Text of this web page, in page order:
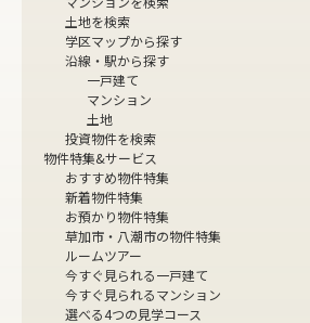
土地を検索
学区マップから探す
沿線・駅から探す
一戸建て
マンション
土地
投資物件を検索
物件特集&サービス
おすすめ物件特集
新着物件特集
お預かり物件特集
草加市・八潮市の物件特集
ルームツアー
今すぐ見られる一戸建て
今すぐ見られるマンション
選べる4つの見学コース